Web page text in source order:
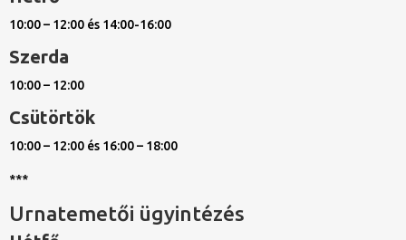
10:00 – 12:00 és 14:00-16:00
Szerda
10:00 – 12:00
Csütörtök
10:00 – 12:00 és 16:00 – 18:00
***
Urnatemetői ügyintézés